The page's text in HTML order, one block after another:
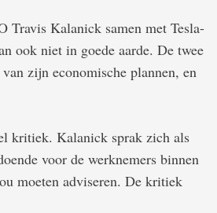
Travis Kalanick samen met Tesla-
ook niet in goede aarde. De twee
zijn economische plannen, en
kritiek. Kalanick sprak zich als
voor de werknemers binnen
moeten adviseren. De kritiek